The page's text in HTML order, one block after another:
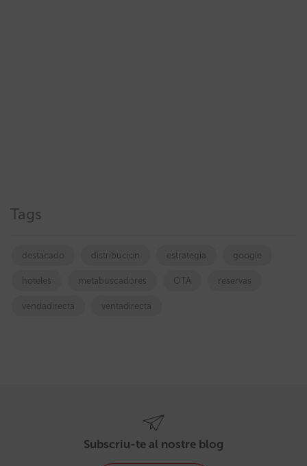
Tags
destacado distribucion estrategia google
hoteles metabuscadores OTA reservas
vendadirecta ventadirecta
Subscriu-te al nostre blog